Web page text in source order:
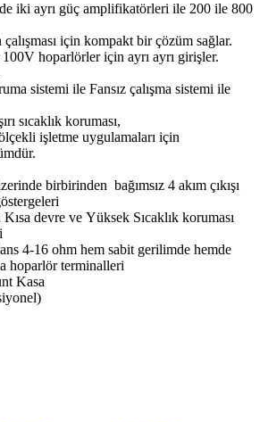
iki ayrı güç amplifikatörleri ile 200 ile 800
için kompakt bir çözüm sağlar.
hoparlörler için ayrı ayrı girişler.
sistemi ile Fansız çalışma sistemi ile
sıcaklık koruması,
işletme uygulamaları için
birbirinden bağımsız 4 akım çıkışı
devre ve Yüksek Sıcaklık koruması
4-16 ohm hem sabit gerilimde hemde
hoparlör terminalleri
Kasa